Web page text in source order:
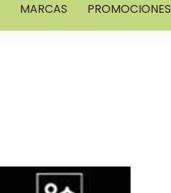
MARCAS PROMOCIONES